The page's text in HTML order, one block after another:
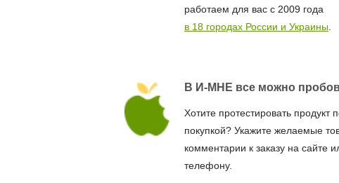
работаем для вас с 2009 года
в 18 городах России и Украины
В И-МНЕ все можно
Хотите протестировать продукт
покупкой? Укажите желаемые
комментарии к заказу на сайте
телефону.